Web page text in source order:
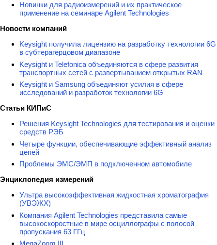
Новинки для радиоизмерений и их практическое
применение на семинаре Agilent Technologies
Новости компаний
Keysight получила лицензию на разработку технологии 6G
в субтерагерцовом диапазоне
Keysight и Telefonica объединяются в сфере развития
транспортных сетей с развертыванием открытых RAN
Keysight и Samsung объединяют усилия в сфере
исследований и разработок технологии 6G
Статьи КИПиС
Решения Keysight Technologies для тестирования и оценки
средств РЭБ
Четыре функции, обеспечивающие эффективный анализ
цепей
Проблемы ЭМС/ЭМП в подключенном автомобиле
Энциклопедия измерений
Ультра высокоэффективная жидкостная хроматография
(УВЭЖХ)
Компания Agilent Technologies представила самые
высокоскоростные в мире осциллографы с полосой
пропускания 63 ГГц
MegaZoom III